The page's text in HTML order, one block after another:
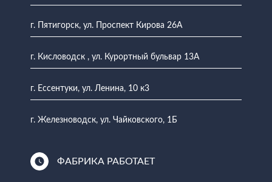
г. Пятигорск, ул. Проспект Кирова 26А
г. Кисловодск , ул. Курортный бульвар 13А
г. Ессентуки, ул. Ленина, 10 к3
г. Железноводск, ул. Чайковского, 1Б
ФАБРИКА РАБОТАЕТ